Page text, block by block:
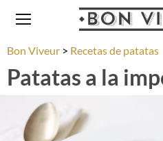
Bon Viveur Recetas de patatas
Patatas a la